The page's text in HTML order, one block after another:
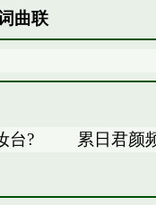
曲联
梳妆台? 累日